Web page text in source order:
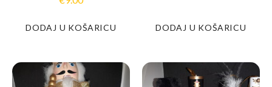
DODAJ U KOŠARICU DODAJ U KOŠARICU